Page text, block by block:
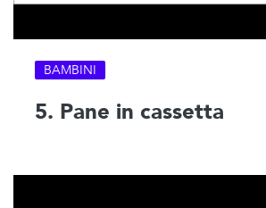
BAMBINI
5. Pane in cassetta